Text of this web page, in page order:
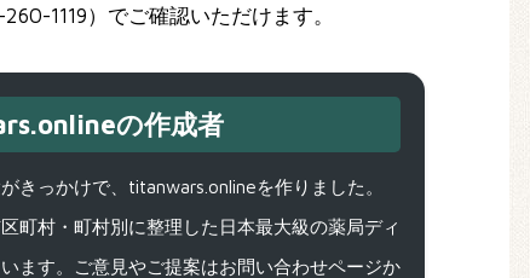
1119）でご確認いただけます。
の作成者
きっかけで、titanwars.onlineを作りました。
町村・町村別に整理した日本最大級の薬局ディ
ます。ご意見やご提案はお問い合わせページか